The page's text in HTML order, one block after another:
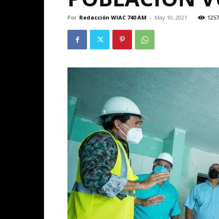
Por Redacción WIAC 740 AM - May 10, 2021 1257